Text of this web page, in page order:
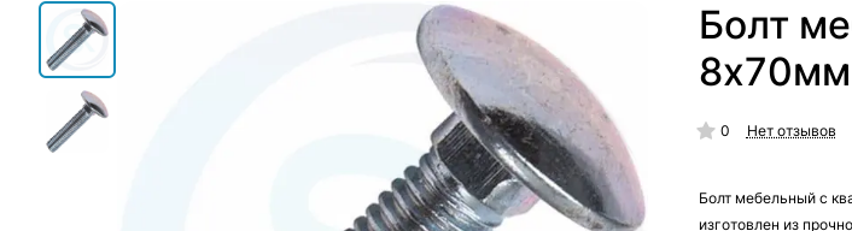
Болт
8х70мм
0 Нет отзывов
Болт мебельный с
изготовлен из